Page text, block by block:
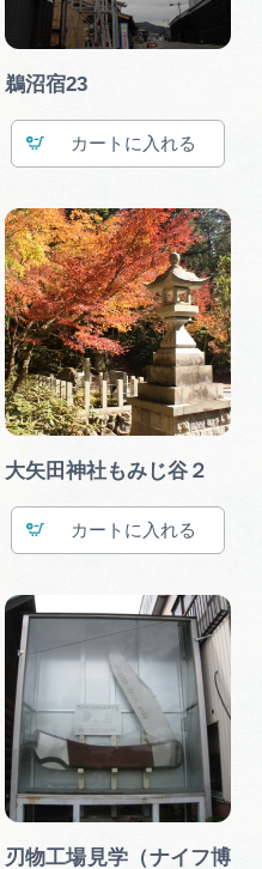
鵜沼宿23
カート
大矢田神社もみじ谷２
カート
刃物工場見学（ナイフ博